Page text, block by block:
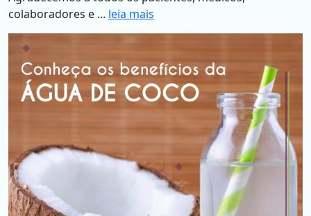
colaboradores e ... leia mais